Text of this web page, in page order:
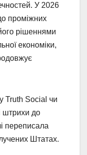
У 2026
проміжних
рішеннями
економіки,
Truth Social чи
штрихи до
переписала
Штатах.